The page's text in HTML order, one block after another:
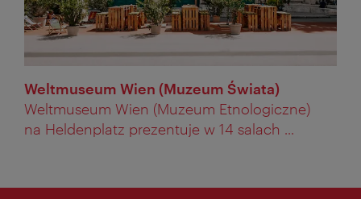
Weltmuseum Wien (Muzeum Świata)
Weltmuseum Wien (Muzeum Etnologiczne)
na Heldenplatz prezentuje w 14 salach ...